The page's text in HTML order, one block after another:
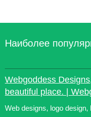
Наиболее
Webgoddess
beautiful place. |
Web designs, logo